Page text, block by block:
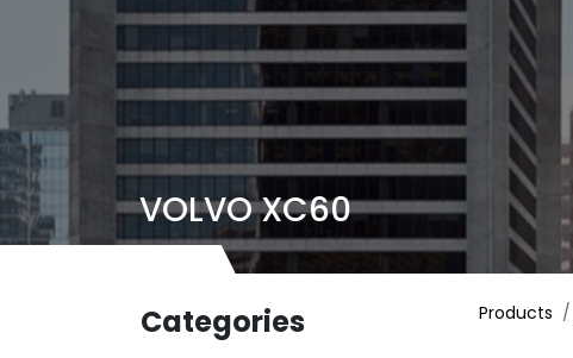
VOLVO XC60
Categories Products